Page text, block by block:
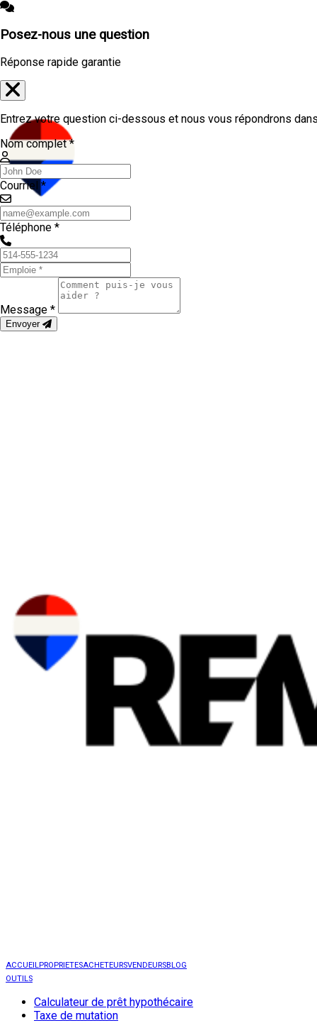
ACCUEILPROPRIETESACHETEURSVENDEURSBLOG
OUTILS
Calculateur de prêt hypothécaire
Taxe de mutation
Posez-nous une question
Réponse rapide garantie
Entrez votre question ci-dessous et nous vous répondrons
Nom complet *
Courriel *
Téléphone *
Message *
Envoyer